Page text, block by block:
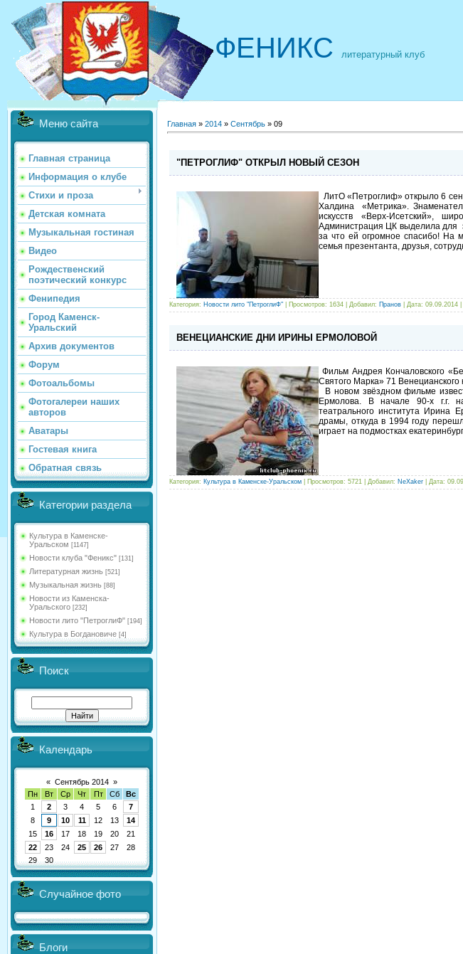
ФЕНИКС литературный клуб
Меню сайта
Главная страница
Информация о клубе
Стихи и проза
Детская комната
Музыкальная гостиная
Видео
Рождественский
поэтический конкурс
Фенипедия
Город Каменск-
Уральский
Архив документов
Форум
Фотоальбомы
Фотогалереи наших
авторов
Аватары
Гостевая книга
Обратная связь
Категории раздела
Культура в Каменске-
Уральском [1147]
Новости клуба "Феникс" [131]
Литературная жизнь [521]
Музыкальная жизнь [88]
Новости из Каменска-
Уральского [232]
Новости лито "ПетроглиФ" [194]
Культура в Богдановиче [4]
Поиск
Календарь
« Сентябрь 2014 »
Пн
Вт Ср Чт Пт Сб
Вс
1
2 3 4 5 6
7
8
9 10 11 12 13
14
15
16 17 18 19 20
21
22
23 24 25 26 27
28
29
30
Случайное фото
Блоги
Главная » 2014 » Сентябрь » 09
"ПЕТРОГЛИФ" ОТКРЫЛ НОВЫЙ СЕЗОН
ЛитО «Петроглиф» открыло 6
Халдина «Метрика».
искусств «Верх-Исетский»,
Администрация ЦК выделила для
за что ей огромное спасибо! На
семья презентанта, друзья,
Категория: Новости лито "ПетроглиФ" | Просмотров: 1634 | Добавил: Пранов | Дата: 09.09.2014
ВЕНЕЦИАНСКИЕ ДНИ ИРИНЫ ЕРМОЛОВОЙ
Фильм Андрея Кончаловского
Святого Марка» 71
В новом звёздном фильме
Ермолова. В начале 90-х г.г.
театрального института Ирина
драмы, откуда в 1994 году
играет на подмостках
Категория: Культура в Каменске-Уральском | Просмотров: 5721 | Добавил: NeXaker | Дата: